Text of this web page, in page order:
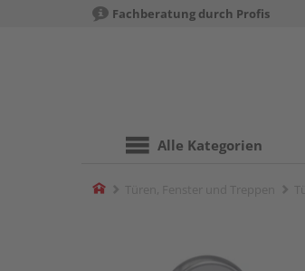
Fachberatung durch Profis
Alle Kategorien
Home